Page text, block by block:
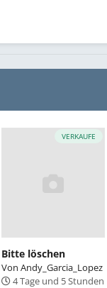
VERKAUFE
Bitte löschen
VonAndy_Garcia_Lopez
4 Tage und 5 Stunden